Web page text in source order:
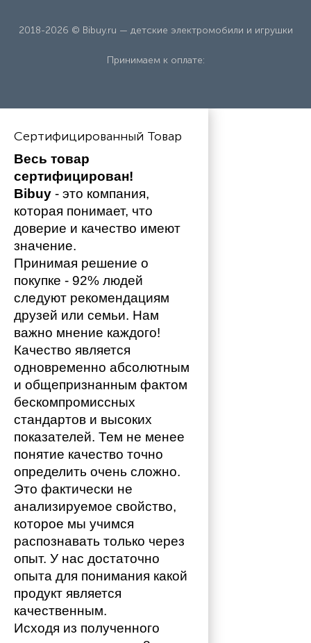
2018-2026 © Bibuy.ru — детские электромобили и игрушки
Принимаем к оплате:
Сертифицированный Товар
Весь товар
сертифицирован!
Bibuy - это компания,
которая понимает, что
доверие и качество имеют
значение.
Принимая решение о
покупке - 92% людей
следуют рекомендациям
друзей или семьи. Нам
важно мнение каждого!
Качество является
одновременно абсолютным
и общепризнанным фактом
бескомпромиссных
стандартов и высоких
показателей. Тем не менее
понятие качество точно
определить очень сложно.
Это фактически не
анализируемое свойство,
которое мы учимся
распознавать только через
опыт. У нас достаточно
опыта для понимания какой
продукт является
качественным.
Исходя из полученного